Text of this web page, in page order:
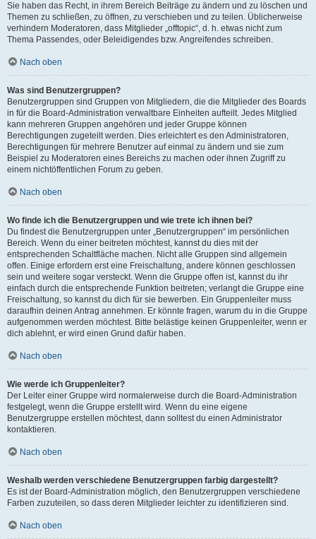
Sie haben das Recht, in ihrem Bereich Beiträge zu ändern und zu löschen und
Themen zu schließen, zu öffnen, zu verschieben und zu teilen. Üblicherweise
verhindern Moderatoren, dass Mitglieder „offtopic“, d. h. etwas nicht zum
Thema Passendes, oder Beleidigendes bzw. Angreifendes schreiben.
Nach oben
Was sind Benutzergruppen?
Benutzergruppen sind Gruppen von Mitgliedern, die die Mitglieder des Boards
in für die Board-Administration verwaltbare Einheiten aufteilt. Jedes Mitglied
kann mehreren Gruppen angehören und jeder Gruppe können
Berechtigungen zugeteilt werden. Dies erleichtert es den Administratoren,
Berechtigungen für mehrere Benutzer auf einmal zu ändern und sie zum
Beispiel zu Moderatoren eines Bereichs zu machen oder ihnen Zugriff zu
einem nichtöffentlichen Forum zu geben.
Nach oben
Wo finde ich die Benutzergruppen und wie trete ich ihnen bei?
Du findest die Benutzergruppen unter „Benutzergruppen“ im persönlichen
Bereich. Wenn du einer beitreten möchtest, kannst du dies mit der
entsprechenden Schaltfläche machen. Nicht alle Gruppen sind allgemein
offen. Einige erfordern erst eine Freischaltung, andere können geschlossen
sein und weitere sogar versteckt. Wenn die Gruppe offen ist, kannst du ihr
einfach durch die entsprechende Funktion beitreten; verlangt die Gruppe eine
Freischaltung, so kannst du dich für sie bewerben. Ein Gruppenleiter muss
daraufhin deinen Antrag annehmen. Er könnte fragen, warum du in die Gruppe
aufgenommen werden möchtest. Bitte belästige keinen Gruppenleiter, wenn er
dich ablehnt, er wird einen Grund dafür haben.
Nach oben
Wie werde ich Gruppenleiter?
Der Leiter einer Gruppe wird normalerweise durch die Board-Administration
festgelegt, wenn die Gruppe erstellt wird. Wenn du eine eigene
Benutzergruppe erstellen möchtest, dann solltest du einen Administrator
kontaktieren.
Nach oben
Weshalb werden verschiedene Benutzergruppen farbig dargestellt?
Es ist der Board-Administration möglich, den Benutzergruppen verschiedene
Farben zuzuteilen, so dass deren Mitglieder leichter zu identifizieren sind.
Nach oben